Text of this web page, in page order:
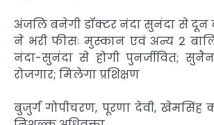
अंजलि बनेगी डॉक्टर नंदा सुनंदा से
ने भरी फीसः मुस्कान एवं अन्य 2
नंदा-सुनंदा से होगी पुनर्जीवित;
रोजगार; मिलेगा प्रशिक्षण
बुजुर्ग गोपीचरण, पूरणा देवी, खेमसिंह